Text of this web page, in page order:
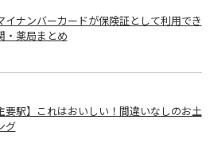
イナンバーカードが保険証として利用でき
・薬局まとめ
要駅】これはおいしい！間違いなしのお土
グ